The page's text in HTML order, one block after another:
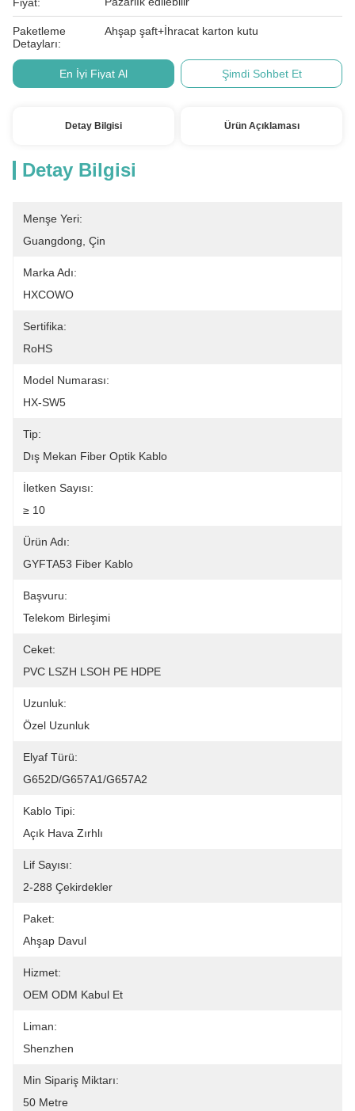
Paketleme
Detayları:
Ahşap şaft+İhracat karton kutu
En İyi Fiyat Al Şimdi Sohbet Et
Detay Bilgisi Ürün Açıklaması
Detay Bilgisi
Menşe Yeri:
Guangdong, Çin
Marka Adı:
HXCOWO
Sertifika:
RoHS
Model Numarası:
HX-SW5
Tip:
Dış Mekan Fiber Optik Kablo
İletken Sayısı:
≥ 10
Ürün Adı:
GYFTA53 Fiber Kablo
Başvuru:
Telekom Birleşimi
Ceket:
PVC LSZH LSOH PE HDPE
Uzunluk:
Özel Uzunluk
Elyaf Türü:
G652D/G657A1/G657A2
Kablo Tipi:
Açık Hava Zırhlı
Lif Sayısı:
2-288 Çekirdekler
Paket:
Ahşap Davul
Hizmet:
OEM ODM Kabul Et
Liman:
Shenzhen
Min Sipariş Miktarı:
50 Metre